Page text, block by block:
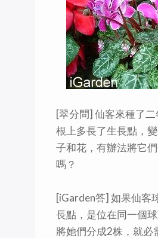
[翠分問] 仙客來種了
根上多長了生長點，
子和花，有辦法將它
嗎？
[iGarden答] 如果仙客
長點，是位在同一個
將她們分成2株，就必